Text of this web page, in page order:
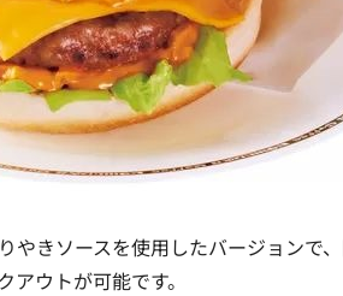
やきソースを使用したバージョンで
ウトが可能です。